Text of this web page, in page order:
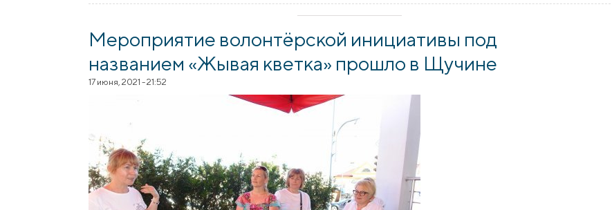
Мероприятие волонтёрской инициативы под
названием «Жывая кветка» прошло в Щучине
17 июня, 2021 - 21:52